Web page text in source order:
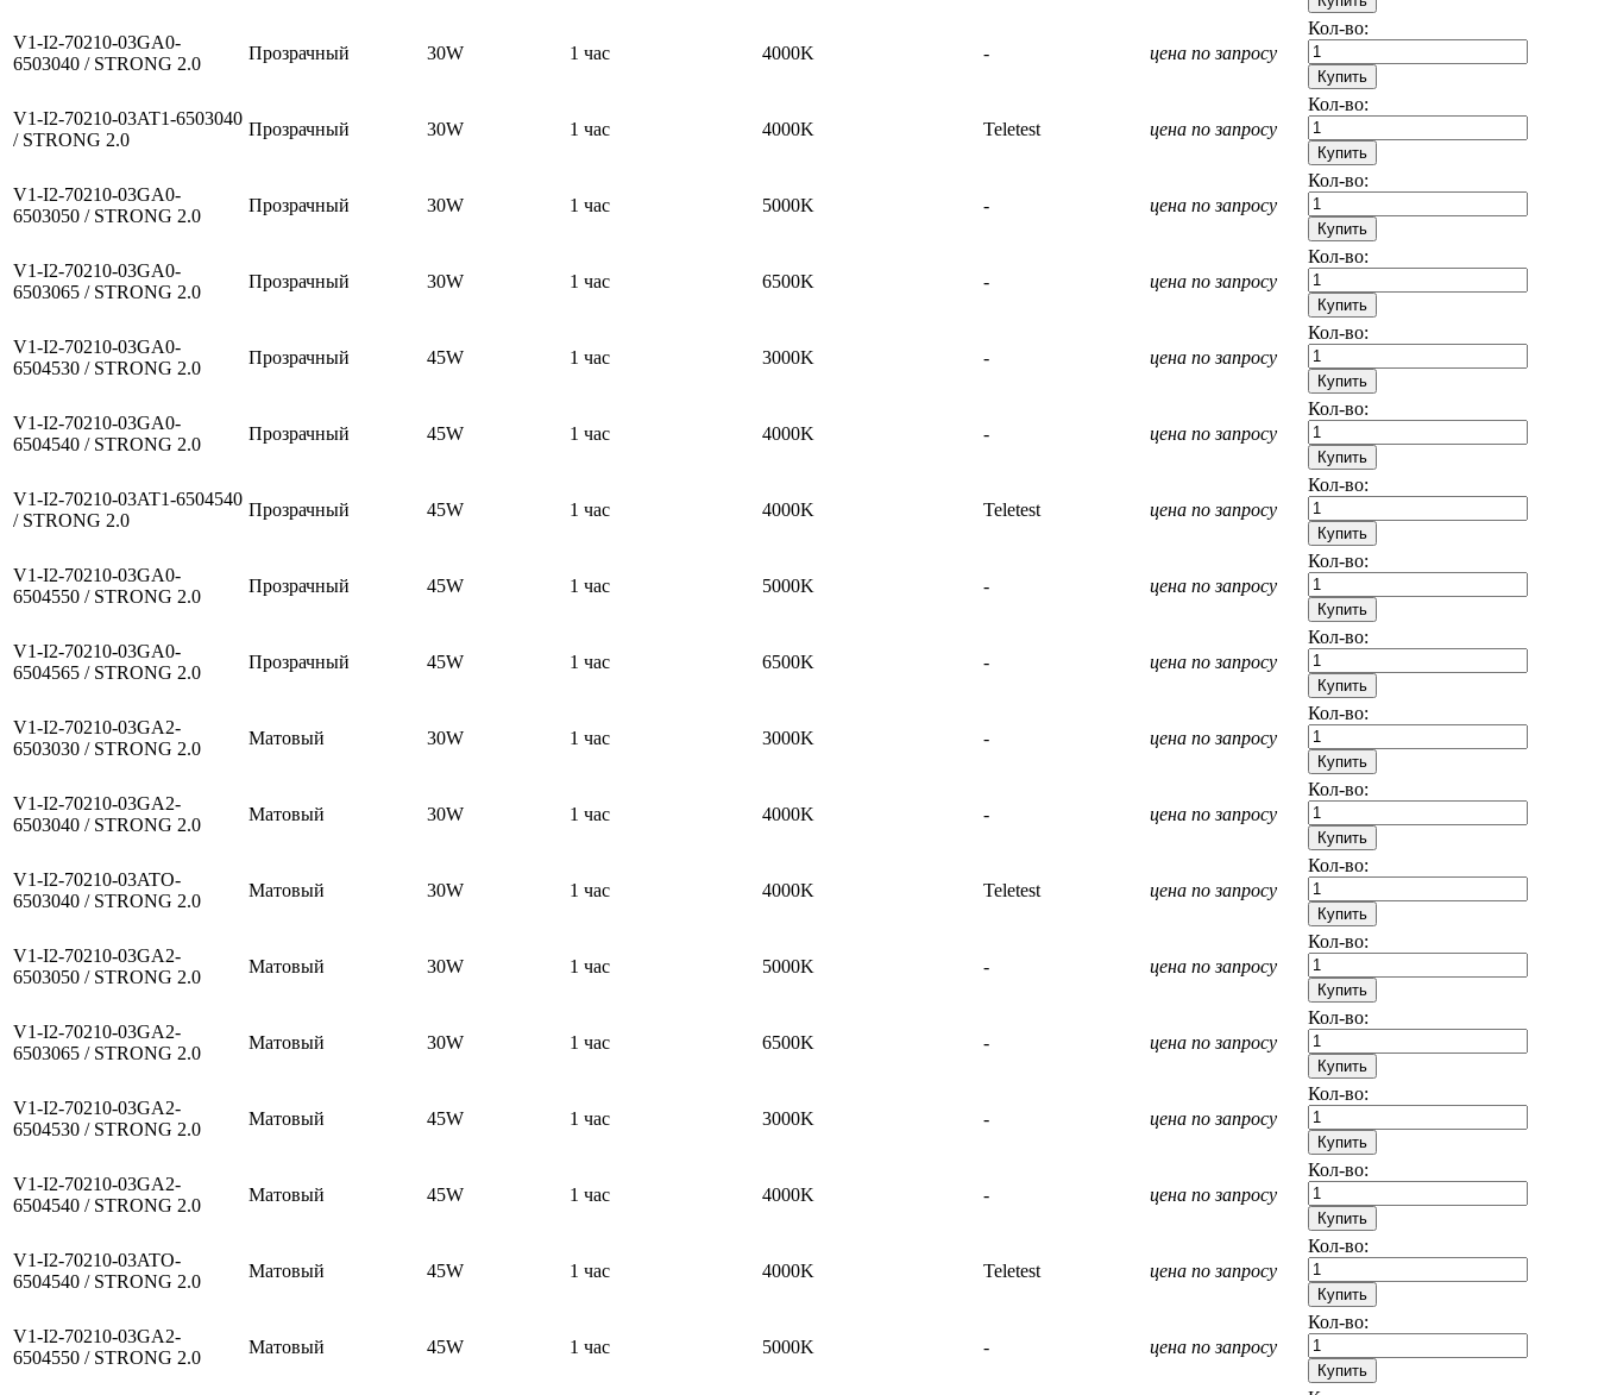
V1-I2-70210-03GA0-
6503040 / STRONG 2.0
Прозрачный 30W 1 час 4000K - цена по запросу
Кол-во:
V1-I2-70210-03AT1-6503040
/ STRONG 2.0
Прозрачный 30W 1 час 4000K Teletest цена по запросу
Кол-во:
V1-I2-70210-03GA0-
6503050 / STRONG 2.0
Прозрачный 30W 1 час 5000K - цена по запросу
Кол-во:
V1-I2-70210-03GA0-
6503065 / STRONG 2.0
Прозрачный 30W 1 час 6500K - цена по запросу
Кол-во:
V1-I2-70210-03GA0-
6504530 / STRONG 2.0
Прозрачный 45W 1 час 3000K - цена по запросу
Кол-во:
V1-I2-70210-03GA0-
6504540 / STRONG 2.0
Прозрачный 45W 1 час 4000K - цена по запросу
Кол-во:
V1-I2-70210-03AT1-6504540
/ STRONG 2.0
Прозрачный 45W 1 час 4000K Teletest цена по запросу
Кол-во:
V1-I2-70210-03GA0-
6504550 / STRONG 2.0
Прозрачный 45W 1 час 5000K - цена по запросу
Кол-во:
V1-I2-70210-03GA0-
6504565 / STRONG 2.0
Прозрачный 45W 1 час 6500K - цена по запросу
Кол-во:
V1-I2-70210-03GA2-
6503030 / STRONG 2.0
Матовый 30W 1 час 3000K - цена по запросу
Кол-во:
V1-I2-70210-03GA2-
6503040 / STRONG 2.0
Матовый 30W 1 час 4000K - цена по запросу
Кол-во:
V1-I2-70210-03ATO-
6503040 / STRONG 2.0
Матовый 30W 1 час 4000K Teletest цена по запросу
Кол-во:
V1-I2-70210-03GA2-
6503050 / STRONG 2.0
Матовый 30W 1 час 5000K - цена по запросу
Кол-во:
V1-I2-70210-03GA2-
6503065 / STRONG 2.0
Матовый 30W 1 час 6500K - цена по запросу
Кол-во:
V1-I2-70210-03GA2-
6504530 / STRONG 2.0
Матовый 45W 1 час 3000K - цена по запросу
Кол-во:
V1-I2-70210-03GA2-
6504540 / STRONG 2.0
Матовый 45W 1 час 4000K - цена по запросу
Кол-во:
V1-I2-70210-03ATO-
6504540 / STRONG 2.0
Матовый 45W 1 час 4000K Teletest цена по запросу
Кол-во:
V1-I2-70210-03GA2-
6504550 / STRONG 2.0
Матовый 45W 1 час 5000K - цена по запросу
Кол-во: